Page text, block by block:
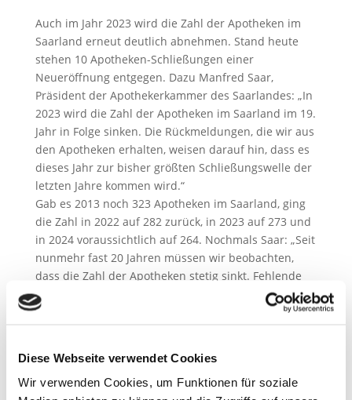
Diese Webseite verwendet Cookies
Wir verwenden Cookies, um Funktionen für soziale
Auch im Jahr 2023 wird die Zahl der Apotheken im
Saarland erneut deutlich abnehmen. Stand heute
stehen 10 Apotheken-Schließungen einer
Neueröffnung entgegen. Dazu Manfred Saar,
Präsident der Apothekerkammer des Saarlandes: „In
2023 wird die Zahl der Apotheken im Saarland im 19.
Jahr in Folge sinken. Die Rückmeldungen, die wir aus
den Apotheken erhalten, weisen darauf hin, dass es
dieses Jahr zur bisher größten Schließungswelle der
letzten Jahre kommen wird.“
Gab es 2013 noch 323 Apotheken im Saarland, ging
die Zahl in 2022 auf 282 zurück, in 2023 auf 273 und
in 2024 voraussichtlich auf 264. Nochmals Saar: „Seit
nunmehr fast 20 Jahren müssen wir beobachten,
dass die Zahl der Apotheken stetig sinkt. Fehlende
Honorarerhöhungen und immer mehr Bürokratie
führen dazu, dass sich Apotheke nicht mehr lohnt.
Schließungen beschleunigt. Und dies, obwohl wir
bereits seit 20 Jahren diesen Trend beobachten. Eine